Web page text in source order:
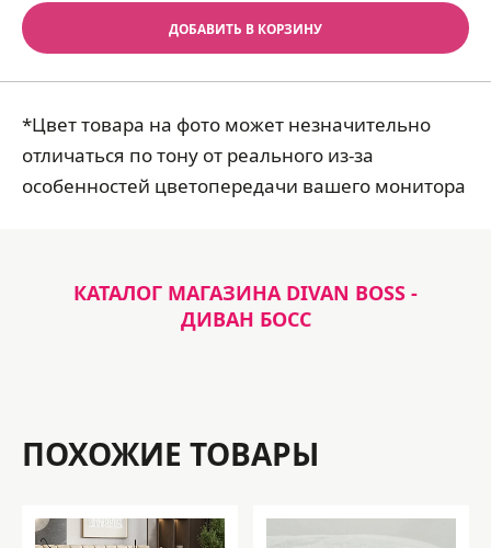
ДОБАВИТЬ В КОРЗИНУ
*Цвет товара на фото может незначительно
отличаться по тону от реального из-за
особенностей цветопередачи вашего монитора
КАТАЛОГ МАГАЗИНА DIVAN BOSS -
ДИВАН БОСС
ПОХОЖИЕ ТОВАРЫ